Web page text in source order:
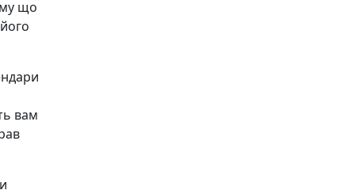
що
вам